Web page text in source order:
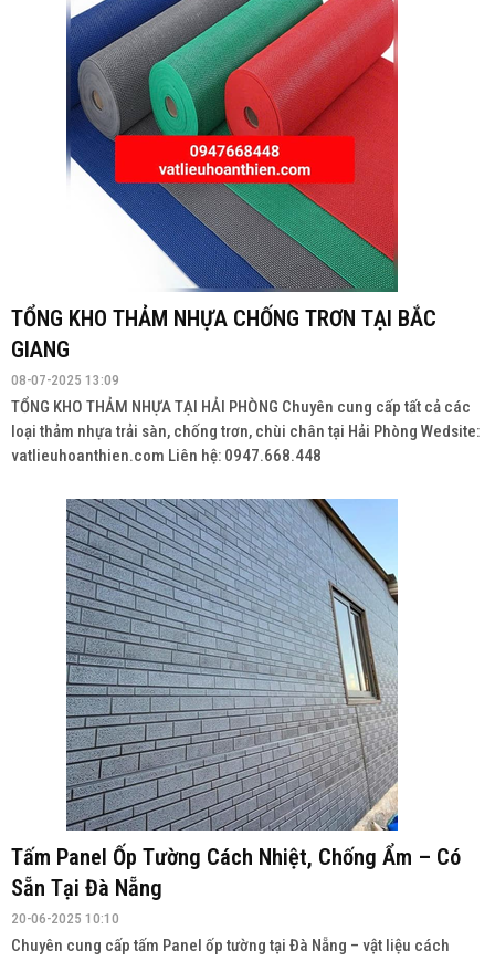
TỔNG KHO THẢM NHỰA CHỐNG TRƠN TẠI BẮC
GIANG
08-07-2025 13:09
TỔNG KHO THẢM NHỰA TẠI HẢI PHÒNG Chuyên cung cấp tất cả các
loại thảm nhựa trải sàn, chống trơn, chùi chân tại Hải Phòng Wedsite:
vatlieuhoanthien.com Liên hệ: 0947.668.448
Tấm Panel Ốp Tường Cách Nhiệt, Chống Ẩm – Có
Sẵn Tại Đà Nẵng
20-06-2025 10:10
Chuyên cung cấp tấm Panel ốp tường tại Đà Nẵng – vật liệu cách